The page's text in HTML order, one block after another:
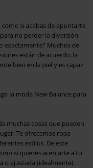
si acabas de apuntarte
no perder la diversión
exactamente? Muchos de
están de acuerdo: la
bien en la piel y es capaz
la moda New Balance para
muchas cosas que pueden
Te ofrecemos ropa
estilos. De este
si quieres acercarte a tu
o ajustada (idealmente).